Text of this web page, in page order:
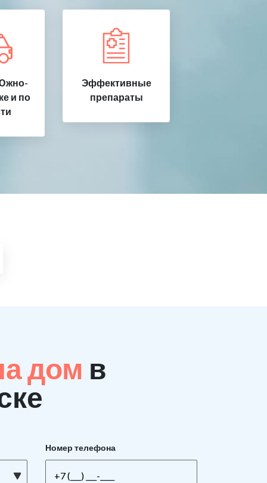
и по
Эффективные
препараты
дом в
Номер телефона